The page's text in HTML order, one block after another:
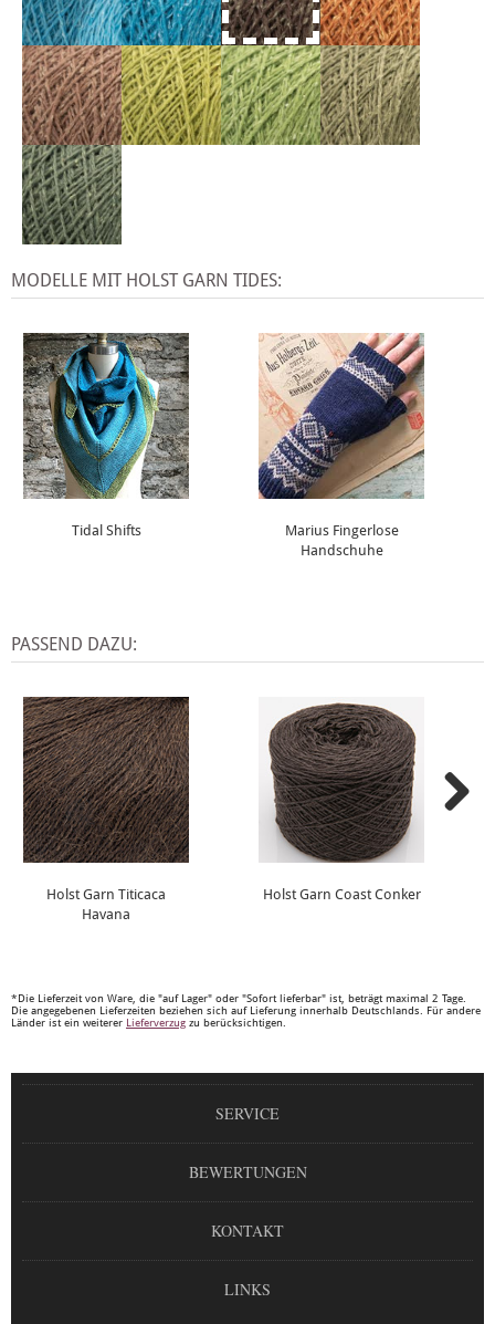
MODELLE MIT HOLST GARN TIDES:
Tidal Shifts
Marius Fingerlose
Handschuhe
PASSEND DAZU:
Holst Garn Titicaca
Havana
Holst Garn Coast Conker
*Die Lieferzeit von Ware, die "auf Lager" oder "Sofort lieferbar" ist, beträgt maximal 2 Tage.
Die angegebenen Lieferzeiten beziehen sich auf Lieferung innerhalb Deutschlands. Für andere
Länder ist ein weiterer Lieferverzug zu berücksichtigen.
SERVICE
BEWERTUNGEN
KONTAKT
LINKS